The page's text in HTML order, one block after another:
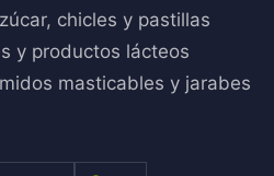
chicles y pastillas
y productos lácteos
masticables y jarabes